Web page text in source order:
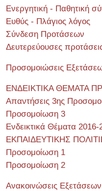
Ενεργητική - Παθητική
Ευθύς - Πλάγιος λόγος
Σύνδεση Προτάσεων
Δευτερεύουσες
Προσομοιώσεις
ΕΝΔΕΙΚΤΙΚΑ ΘΕΜΑΤΑ
Απαντήσεις 3ης
Προσομοίωση 3
Ενδεικτικά Θέματα
ΕΚΠΑΙΔΕΥΤΙΚΗΣ
Προσομοίωση 1
Προσομοίωση 2
Ανακοινώσεις Εξετάσεων